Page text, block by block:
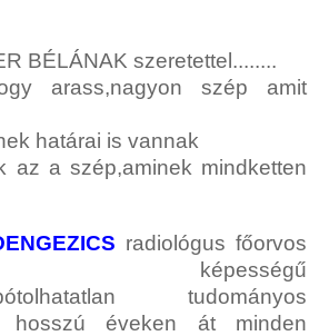
szeretettel........
arass,nagyon szép amit
határai is vannak
az a szép,aminek mindketten
radiológus főorvos
képességű
tudományos
hosszú éveken át minden